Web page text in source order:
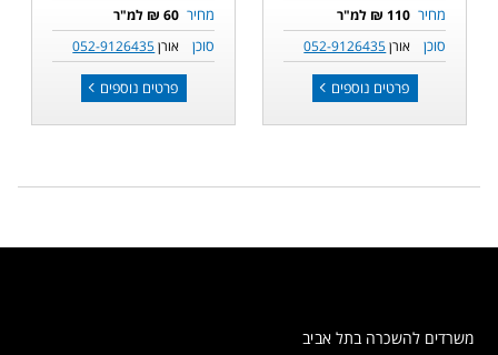
מחיר 110 ₪ למ"ר
סוכן אורן052-9126435
פרטים נוספים
מחיר 60 ₪ למ"ר
סוכן אורן052-9126435
פרטים נוספים
משרדים להשכרה בתל אביב